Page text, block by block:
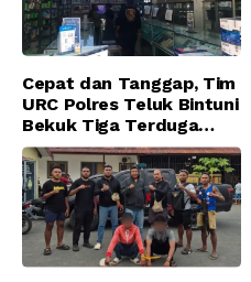
Cepat dan Tanggap, Tim
URC Polres Teluk Bintuni
Bekuk Tiga Terduga
Pelaku Pencurian di SMA
Sanawesen